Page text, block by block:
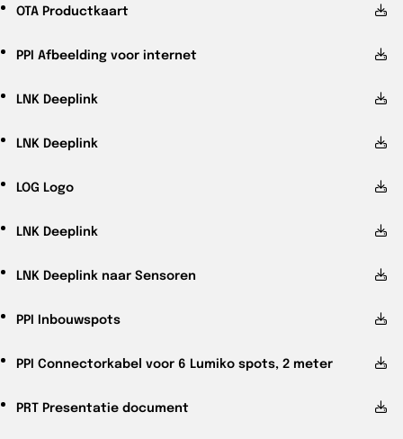
OTA Productkaart
PPI Afbeelding voor internet
LNK Deeplink
LNK Deeplink
LOG Logo
LNK Deeplink
LNK Deeplink naar Sensoren
PPI Inbouwspots
PPI Connectorkabel voor 6 Lumiko spots, 2 meter
PRT Presentatie document